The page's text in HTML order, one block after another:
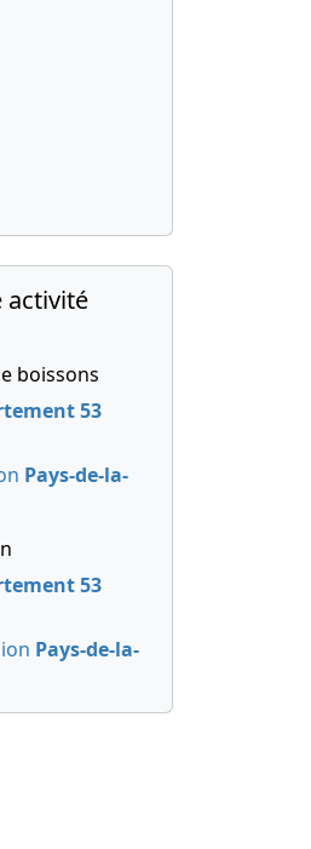
activité
boissons
53
Pays-de-la-
53
Pays-de-la-